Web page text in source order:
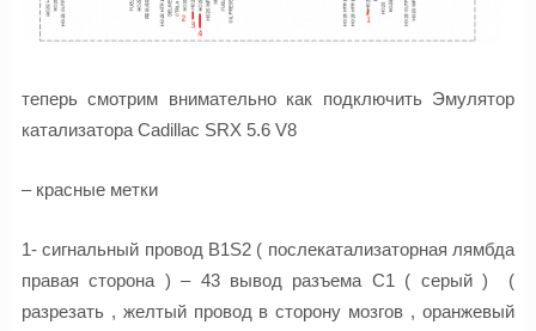
теперь смотрим внимательно как подключить Эмулятор
катализатора Cadillac SRX 5.6 V8
– красные метки
1- сигнальный провод B1S2 ( послекатализаторная лямбда
правая сторона ) – 43 вывод разъема С1 ( серый ) (
разрезать , желтый провод в сторону мозгов , оранжевый